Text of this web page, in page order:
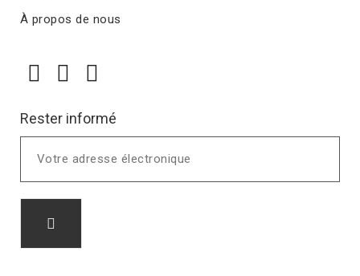
À propos de nous
Rester informé